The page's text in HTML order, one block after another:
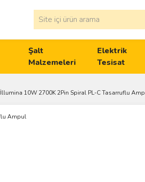
Şalt
Malzemeleri
Elektrik
Tesisat
İllumina 10W 2700K 2Pin Spiral PL-C Tasarruflu